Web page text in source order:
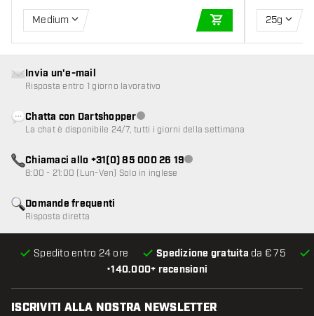
Medium
AGGIUNGI AL
25g
•140.000+ recensioni
Spedito entro 24 ore Spedizione gratuita da € 75
Domande frequenti
Risposta diretta
Invia un'e-mail
Risposta entro 1 giorno lavorativo
Chatta con DartshopperServizio clienti non disponibile
La chat è disponibile 24/7, tutti i giorni della settimana
Chiamaci allo +31(0) 85 000 26 19Servizio clienti non disponibile
8:00 - 21:00 (Lun-Ven) Solo in inglese
ISCRIVITI ALLA NOSTRA NEWSLETTER